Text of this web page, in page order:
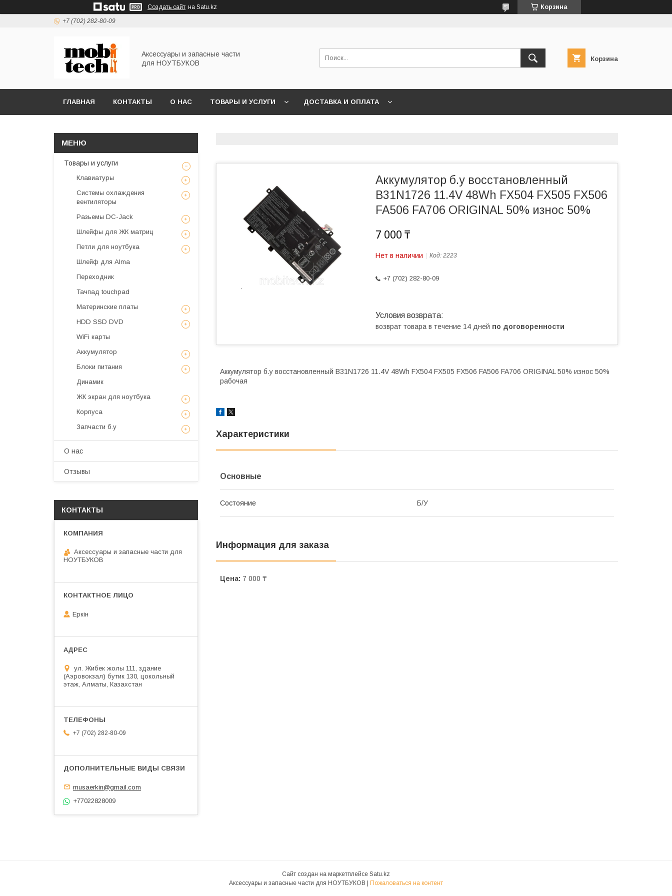
Создать сайт на Satu.kz Корзина
+7 (702) 282-80-09
Аксессуары и запасные части
для НОУТБУКОВ
Корзина
ГЛАВНАЯ КОНТАКТЫ О НАС ТОВАРЫ И УСЛУГИ ДОСТАВКА И ОПЛАТА
Аккумулятор б.у восстановленный
B31N1726 11.4V 48Wh FX504 FX505 FX506
FA506 FA706 ORIGINAL 50% износ 50%
7 000 ₸
Нет в наличии Код: 2223
+7 (702) 282-80-09
возврат товара в течение 14 дней по договоренности
Аккумулятор б.у восстановленный B31N1726 11.4V 48Wh FX504 FX505 FX506 FA506 FA706 ORIGINAL 50% износ 50%
рабочая
Характеристики
Основные
Состояние Б/У
Информация для заказа
Цена: 7 000 ₸
Товары и услуги
Клавиатуры
Системы охлаждения
вентиляторы
Разьемы DC-Jack
Шлейфы для ЖК матриц
Петли для ноутбука
Шлейф для Alma
Переходник
Тачпад touchpad
Материнские платы
HDD SSD DVD
WiFi карты
Аккумулятор
Блоки питания
Динамик
ЖК экран для ноутбука
Корпуса
Запчасти б.у
О нас
Отзывы
КОНТАКТЫ
Аксессуары и запасные части для
НОУТБУКОВ
Еркін
ул. Жибек жолы 111, здание
(Аэровокзал) бутик 130, цокольный
этаж, Алматы, Казахстан
+7 (702) 282-80-09
musaerkin@gmail.com
+77022828009
Сайт создан на маркетплейсе Satu.kz
Аксессуары и запасные части для НОУТБУКОВ | Пожаловаться на контент